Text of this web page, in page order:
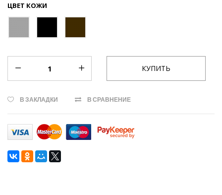
ЦВЕТ КОЖИ
В ЗАКЛАДКИ В СРАВНЕНИЕ